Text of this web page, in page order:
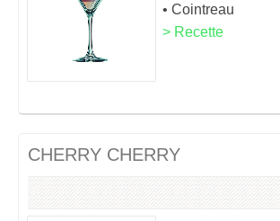
• Cointreau
> Recette
CHERRY CHERRY